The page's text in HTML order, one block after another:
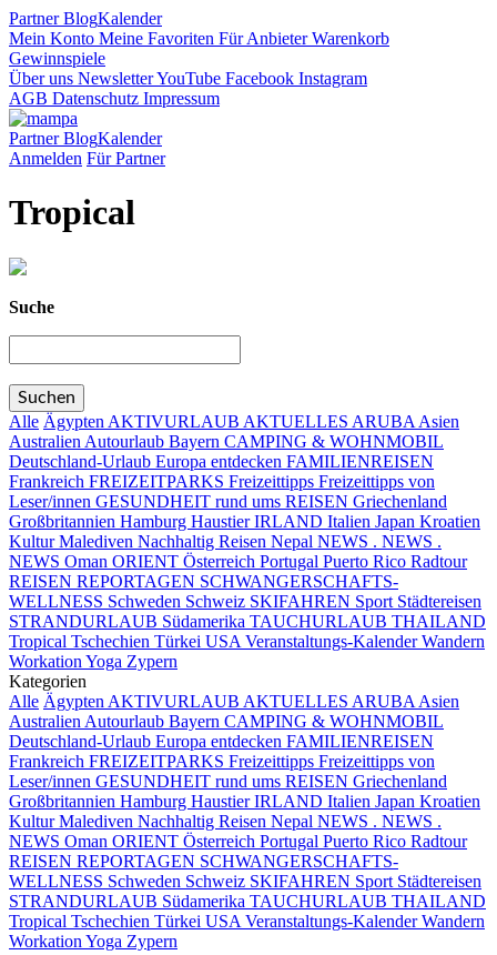
PartnerBlogKalender
Mein Konto Meine Favoriten Für AnbieterWarenkorb
Gewinnspiele
Über uns NewsletterYouTube Facebook Instagram
AGB Datenschutz Impressum
PartnerBlogKalender
Anmelden Für Partner
Tropical
Suche
Alle Ägypten AKTIVURLAUB AKTUELLES ARUBA Asien
Australien Autourlaub Bayern CAMPING & WOHNMOBIL
Deutschland-Urlaub Europa entdecken FAMILIENREISEN
Frankreich FREIZEITPARKS Freizeittipps Freizeittipps von
Leser/innen GESUNDHEIT rund ums REISEN Griechenland
Großbritannien Hamburg HaustierIRLAND Italien Japan Kroatien
KulturMalediven Nachhaltig Reisen Nepal NEWS . NEWS .
NEWS Oman ORIENT Österreich Portugal Puerto Rico Radtour
REISEN REPORTAGEN SCHWANGERSCHAFTS-
WELLNESS Schweden Schweiz SKIFAHREN Sport Städtereisen
STRANDURLAUB Südamerika TAUCHURLAUB THAILAND
Tropical Tschechien Türkei USA Veranstaltungs-KalenderWandern
Workation Yoga Zypern
Kategorien
Alle Ägypten AKTIVURLAUB AKTUELLES ARUBA Asien
Australien Autourlaub Bayern CAMPING & WOHNMOBIL
Deutschland-Urlaub Europa entdecken FAMILIENREISEN
Frankreich FREIZEITPARKS Freizeittipps Freizeittipps von
Leser/innen GESUNDHEIT rund ums REISEN Griechenland
Großbritannien Hamburg HaustierIRLAND Italien Japan Kroatien
KulturMalediven Nachhaltig Reisen Nepal NEWS . NEWS .
NEWS Oman ORIENT Österreich Portugal Puerto Rico Radtour
REISEN REPORTAGEN SCHWANGERSCHAFTS-
WELLNESS Schweden Schweiz SKIFAHREN Sport Städtereisen
STRANDURLAUB Südamerika TAUCHURLAUB THAILAND
Tropical Tschechien Türkei USA Veranstaltungs-KalenderWandern
Workation Yoga Zypern